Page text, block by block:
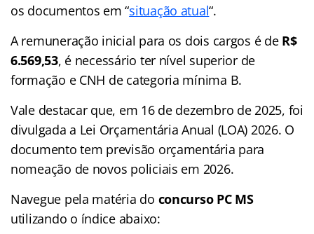
os documentos em “situação atual“.
A remuneração inicial para os dois cargos é de R$
6.569,53, é necessário ter nível superior de
formação e CNH de categoria mínima B.
Vale destacar que, em 16 de dezembro de 2025, foi
divulgada a Lei Orçamentária Anual (LOA) 2026. O
documento tem previsão orçamentária para
nomeação de novos policiais em 2026.
Navegue pela matéria do concurso PC MS
utilizando o índiceabaixo: